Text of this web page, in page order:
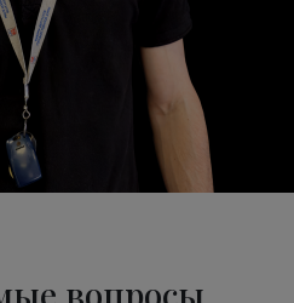
вопросы